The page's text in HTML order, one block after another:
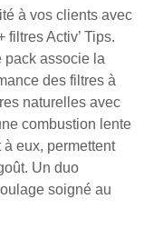
à vos clients avec
Activ’ Tips.
pack associe la
des filtres à
naturelles avec
combustion lente
à eux, permettent
Un duo
soigné au